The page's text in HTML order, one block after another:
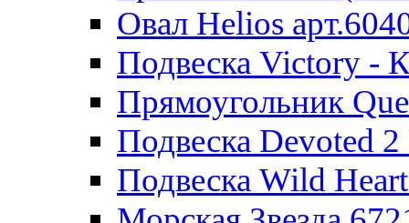
Овал Helios
Подвеска Victory -
Прямоугольник
Подвеска Devoted
Подвеска Wild